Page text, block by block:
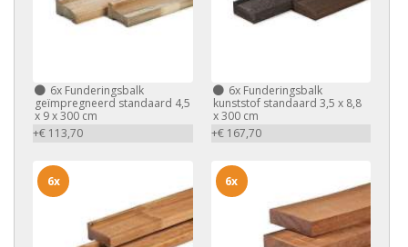
6x Funderingsbalk
geïmpregneerd standaard 4,5
x 9 x 300 cm
+€ 113,70
6xFunderingsbalk
kunststof standaard 3,5 x 8,8
x 300 cm
+€ 167,70
6x 6x